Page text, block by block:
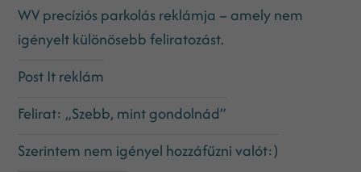
WV precíziós parkolás reklámja – amely nem
igényelt különösebb feliratozást.
Post It reklám
Felirat: „Szebb, mint gondolnád”
Szerintem nem igényel hozzáfűzni valót:)